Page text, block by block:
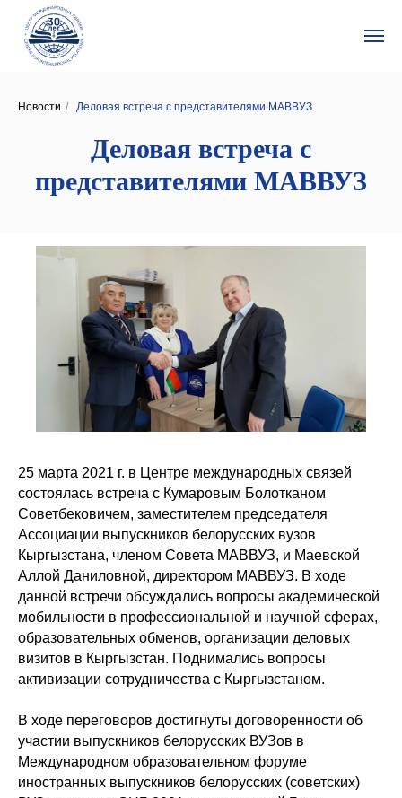
Новости / Деловая встреча с представителями МАВВУЗ
Деловая встреча с
представителями МАВВУЗ
25 марта 2021 г. в Центре международных связей
состоялась встреча с Кумаровым Болотканом
Советбековичем, заместителем председателя
Ассоциации выпускников белорусских вузов
Кыргызстана, членом Совета МАВВУЗ, и Маевской
Аллой Даниловной, директором МАВВУЗ. В ходе
данной встречи обсуждались вопросы академической
мобильности в профессиональной и научной сферах,
образовательных обменов, организации деловых
визитов в Кыргызстан. Поднимались вопросы
активизации сотрудничества с Кыргызстаном.
В ходе переговоров достигнуты договоренности об
участии выпускников белорусских ВУЗов в
Международном образовательном форуме
иностранных выпускников белорусских (советских)